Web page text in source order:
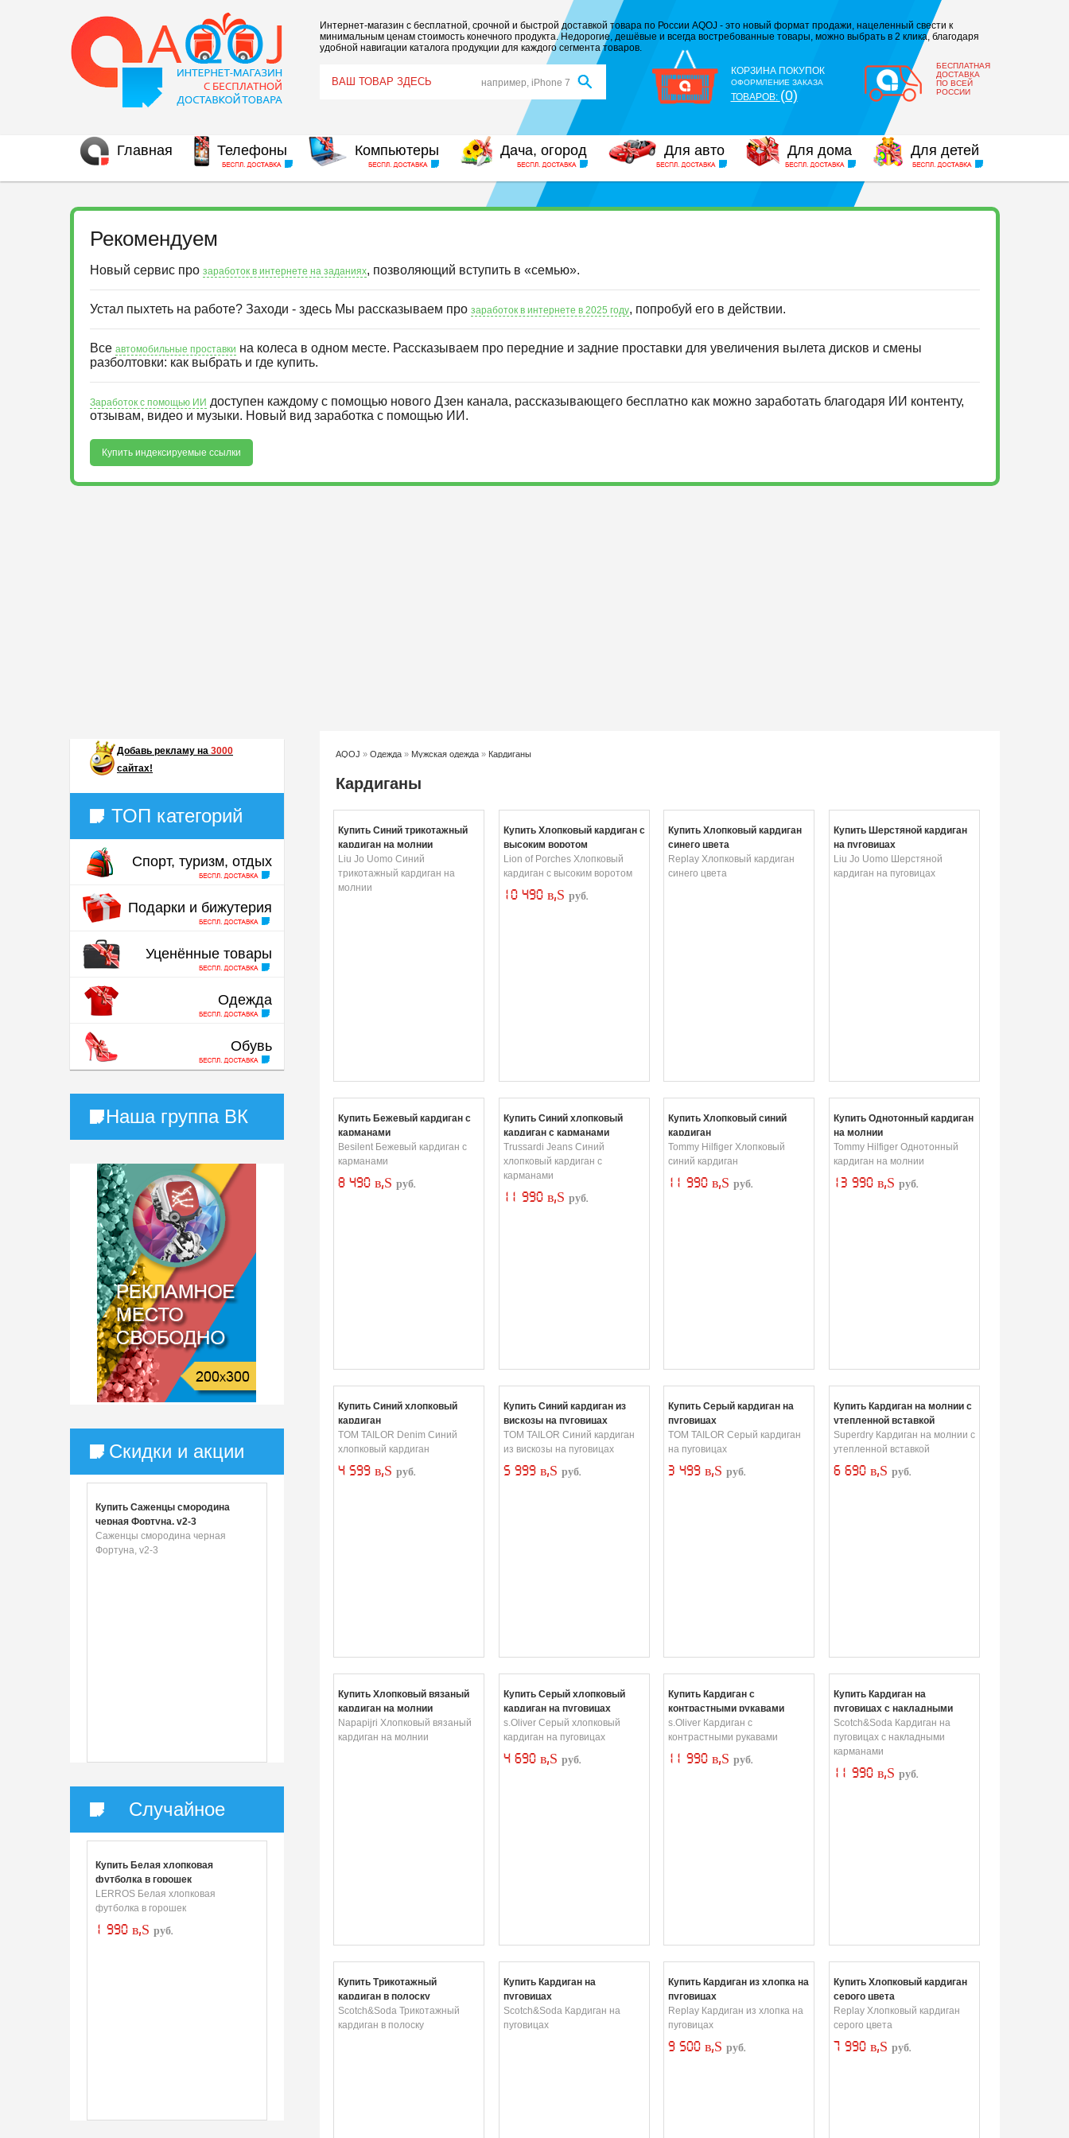
Интернет-магазин с бесплатной, срочной и быстрой доставкой товара по России AQOJ - это новый формат продажи, нацеленный свести к
минимальным ценам стоимость конечного продукта. Недорогие, дешёвые и всегда востребованные товары, можно выбрать в 2 клика, благодаря
удобной навигации каталога продукции для каждого сегмента товаров.
например, iPhone 7
КОРЗИНА ПОКУПОК
ОФОРМЛЕНИЕ ЗАКАЗА
ТОВАРОВ: (0)
БЕСПЛАТНАЯ
ДОСТАВКА
ПО ВСЕЙ
РОССИИ
Главная Телефоны Компьютеры Дача, огород Для авто Для дома Для детей
Рекомендуем
Новый сервис про заработок в интернете на заданиях, позволяющий вступить в «семью».
Устал пыхтеть на работе? Заходи - здесь Мы рассказываем про заработок в интернете в 2025 году, попробуй его в действии.
Все автомобильные проставки на колеса в одном месте. Рассказываем про передние и задние проставки для увеличения вылета дисков и смены
разболтовки: как выбрать и где купить.
Заработок с помощью ИИ доступен каждому с помощью нового Дзен канала, рассказывающего бесплатно как можно заработать благодаря ИИ контенту,
отзывам, видео и музыки. Новый вид заработка с помощью ИИ.
Купить индексируемые ссылки
Добавь рекламу на 3000
сайтах!
ТОП категорий
Спорт, туризм, отдых
Подарки и бижутерия
Уценённые товары
Одежда
Обувь
Наша группа ВК
Скидки и акции
Купить Саженцы смородина
черная Фортуна, v2-3
Саженцы смородина черная
Фортуна, v2-3
Случайное
Купить Белая хлопковая
футболка в горошек
LERROS Белая хлопковая
футболка в горошек
1 990 в‚Ѕ руб.
AQOJ » Одежда» Мужская одежда» Кардиганы
Кардиганы
Купить Синий трикотажный
кардиган на молнии
Liu Jo Uomo Синий
трикотажный кардиган на
молнии
Купить Хлопковый кардиган с
высоким воротом
Lion of Porches Хлопковый
кардиган с высоким воротом
10 490 в‚Ѕ руб.
Купить Хлопковый кардиган
синего цвета
Replay Хлопковый кардиган
синего цвета
Купить Шерстяной кардиган
на пуговицах
Liu Jo Uomo Шерстяной
кардиган на пуговицах
Купить Бежевый кардиган с
карманами
Besilent Бежевый кардиган с
карманами
8 490 в‚Ѕ руб.
Купить Синий хлопковый
кардиган с карманами
Trussardi Jeans Синий
хлопковый кардиган с
карманами
11 990 в‚Ѕ руб.
Купить Хлопковый синий
кардиган
Tommy Hilfiger Хлопковый
синий кардиган
11 990 в‚Ѕ руб.
Купить Однотонный кардиган
на молнии
Tommy Hilfiger Однотонный
кардиган на молнии
13 990 в‚Ѕ руб.
Купить Синий хлопковый
кардиган
TOM TAILOR Denim Синий
хлопковый кардиган
4 599 в‚Ѕ руб.
Купить Синий кардиган из
вискозы на пуговицах
TOM TAILOR Синий кардиган
из вискозы на пуговицах
5 999 в‚Ѕ руб.
Купить Серый кардиган на
пуговицах
TOM TAILOR Серый кардиган
на пуговицах
3 499 в‚Ѕ руб.
Купить Кардиган на молнии с
утепленной вставкой
Superdry Кардиган на молнии с
утепленной вставкой
6 690 в‚Ѕ руб.
Купить Хлопковый вязаный
кардиган на молнии
Napapijri Хлопковый вязаный
кардиган на молнии
Купить Серый хлопковый
кардиган на пуговицах
s.Oliver Серый хлопковый
кардиган на пуговицах
4 690 в‚Ѕ руб.
Купить Кардиган с
контрастными рукавами
s.Oliver Кардиган с
контрастными рукавами
11 990 в‚Ѕ руб.
Купить Кардиган на
пуговицах с накладными
карманами
Scotch&Soda Кардиган на
пуговицах с накладными
карманами
11 990 в‚Ѕ руб.
Купить Трикотажный
кардиган в полоску
Scotch&Soda Трикотажный
кардиган в полоску
Купить Кардиган на
пуговицах
Scotch&Soda Кардиган на
пуговицах
Купить Кардиган из хлопка на
пуговицах
Replay Кардиган из хлопка на
пуговицах
9 500 в‚Ѕ руб.
Купить Хлопковый кардиган
серого цвета
Replay Хлопковый кардиган
серого цвета
7 990 в‚Ѕ руб.